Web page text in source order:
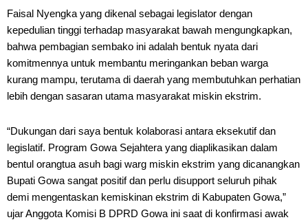
Faisal Nyengka yang dikenal sebagai legislator dengan
kepedulian tinggi terhadap masyarakat bawah mengungkapkan,
bahwa pembagian sembako ini adalah bentuk nyata dari
komitmennya untuk membantu meringankan beban warga
kurang mampu, terutama di daerah yang membutuhkan perhatian
lebih dengan sasaran utama masyarakat miskin ekstrim.
“Dukungan dari saya bentuk kolaborasi antara eksekutif dan
legislatif. Program Gowa Sejahtera yang diaplikasikan dalam
bentul orangtua asuh bagi warg miskin ekstrim yang dicanangkan
Bupati Gowa sangat positif dan perlu disupport seluruh pihak
demi mengentaskan kemiskinan ekstrim di Kabupaten Gowa,”
ujar Anggota Komisi B DPRD Gowa ini saat di konfirmasi awak